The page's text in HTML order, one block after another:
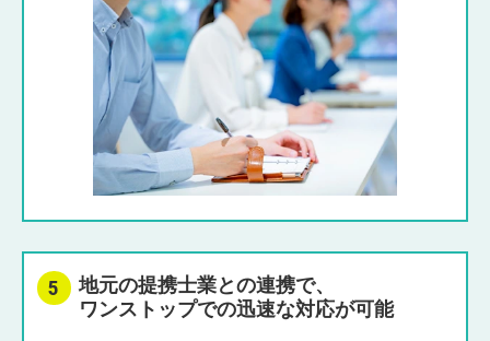
地元の提携士業との連携で、
ワンストップでの迅速な対応が可能